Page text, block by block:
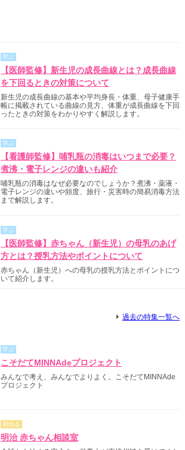
学ぶ
【医師監修】新生児の成長曲線とは？成長曲線
を下回るときの対策について
新生児の成長曲線の基本や平均身長・体重、母子健康手
帳に掲載されている曲線の見方、体重が成長曲線を下回
ったときの対策をわかりやすく解説します。
学ぶ
【看護師監修】哺乳瓶の消毒はいつまで必要？
煮沸・電子レンジの違いも紹介
哺乳瓶の消毒はなぜ必要なのでしょうか？煮沸・薬液・
電子レンジの違いや頻度、旅行・災害時の簡易消毒方法
まで解説します。
学ぶ
【医師監修】赤ちゃん（新生児）の母乳のあげ
方とは？授乳方法やポイントについて
赤ちゃん（新生児）への母乳の授乳方法とポイントにつ
いて紹介します。
過去の特集一覧へ
学ぶ
こそだてMINNAdeプロジェクト
みんなで考え、みんなでよりよく。こそだてMINNAde
プロジェクト
尋ねる
明治 赤ちゃん相談室